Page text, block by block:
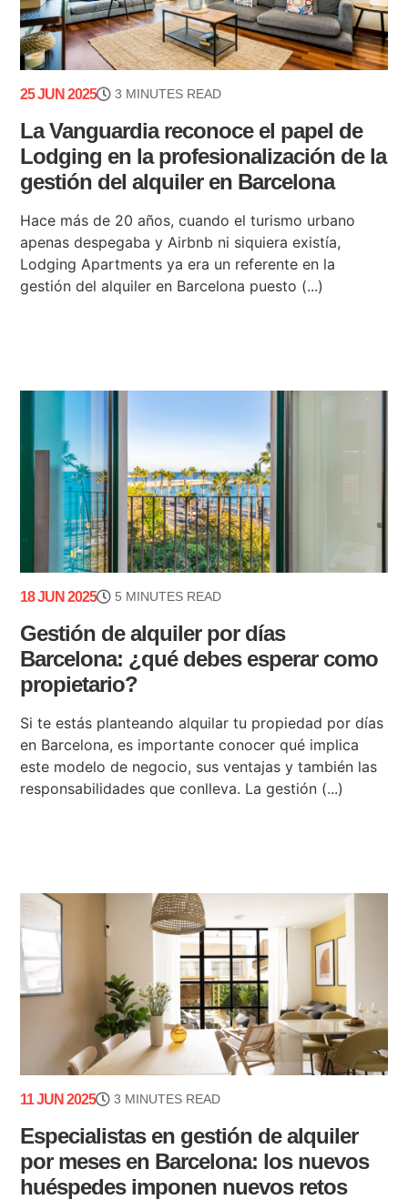
25 JUN 2025 3 MINUTES READ
La Vanguardia reconoce el papel de
Lodging en la profesionalización de la
gestión del alquiler en Barcelona
Hace más de 20 años, cuando el turismo urbano
apenas despegaba y Airbnb ni siquiera existía,
Lodging Apartments ya era un referente en la
gestión del alquiler en Barcelona puesto (...)
18 JUN 2025 5 MINUTES READ
Gestión de alquiler por días
Barcelona: ¿qué debes esperar como
propietario?
Si te estás planteando alquilar tu propiedad por días
en Barcelona, es importante conocer qué implica
este modelo de negocio, sus ventajas y también las
responsabilidades que conlleva. La gestión (...)
11 JUN 2025 3 MINUTES READ
Especialistas en gestión de alquiler
por meses en Barcelona: los nuevos
huéspedes imponen nuevos retos